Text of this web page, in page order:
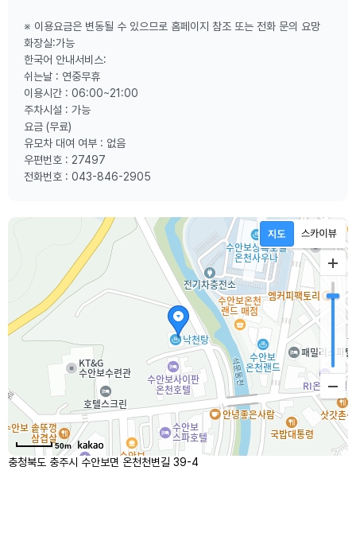
※ 이용요금은 변동될 수 있으므로 홈페이지 참조 또는 전화 문의 요망
화장실:가능
한국어 안내서비스:
쉬는날 : 연중무휴
이용시간 : 06:00~21:00
주차시설 : 가능
요금 (무료)
유모차 대여 여부 : 없음
우편번호 : 27497
전화번호 : 043-846-2905
50m
충청북도 충주시 수안보면 온천천변길 39-4